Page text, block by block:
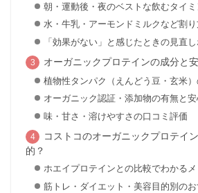
朝・運動後・夜のベストな飲むタイ
水・牛乳・アーモンドミルクなど割
「効果がない」と感じたときの見直
オーガニックプロテインの成分と
植物性タンパク（えんどう豆・玄米
オーガニック認証・添加物の有無と
味・甘さ・溶けやすさの口コミ評価
コストコのオーガニックプロテイ
的？
ホエイプロテインとの比較でわかるメ
筋トレ・ダイエット・美容目的別の